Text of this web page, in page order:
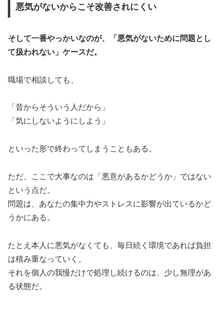
悪気がないからこそ改善されにくい
そして一番やっかいなのが、「悪気がないために問題とし
て扱われない」ケースだ。
職場で相談しても、
「昔からそういう人だから」
「気にしないようにしよう」
といった形で終わってしまうこともある。
ただ、ここで大事なのは「悪意があるかどうか」ではない
という点だ。
問題は、あなたの集中力やストレスに影響が出ているかど
うかにある。
たとえ本人に悪気がなくても、毎日続く環境であれば負担
は積み重なっていく。
それを個人の我慢だけで処理し続けるのは、少し無理があ
る状態だ。